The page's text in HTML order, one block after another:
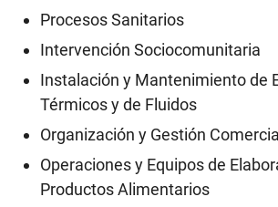
Procesos Sanitarios
Intervención Sociocomunitaria
Instalación y Mantenimiento de
Térmicos y de Fluidos
Organización y Gestión
Operaciones y Equipos de
Productos Alimentarios